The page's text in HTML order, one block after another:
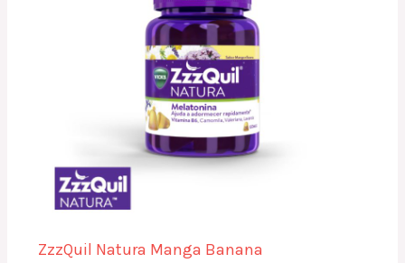
ZzzQuil Natura Manga Banana